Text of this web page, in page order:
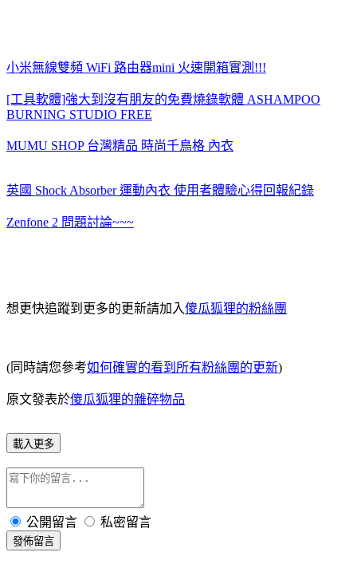
小米無線雙頻 WiFi 路由器mini 火速開箱實測!!!
[工具軟體]強大到沒有朋友的免費燒錄軟體 ASHAMPOO
BURNING STUDIO FREE
MUMU SHOP 台灣精品 時尚千鳥格 內衣
英國 Shock Absorber 運動內衣 使用者體驗心得回報紀錄
Zenfone 2 問題討論~~~
想更快追蹤到更多的更新請加入傻瓜狐狸的粉絲團
(同時請您參考如何確實的看到所有粉絲團的更新)
原文發表於傻瓜狐狸的雜碎物品
載入更多
公開留言 私密留言
發佈留言